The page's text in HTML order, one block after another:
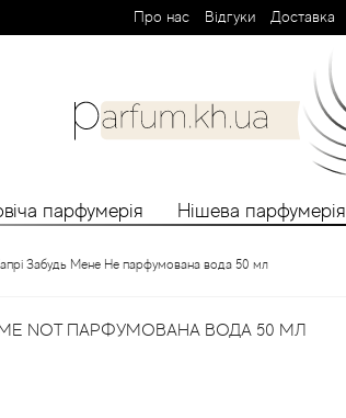
Про нас Вiдгуки Доставка
парфумерія Нішева парфумерія
Забудь Мене Не парфумована вода 50 мл
ME NOT ПАРФУМОВАНА ВОДА 50 МЛ